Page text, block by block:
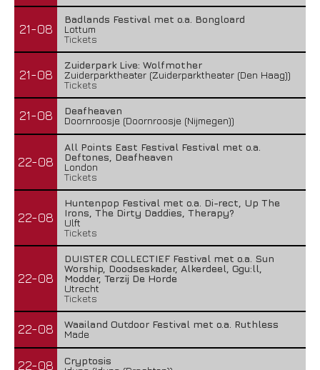
21-08
Badlands Festival met o.a. Bongloard
Lottum
Tickets
21-08
Zuiderpark Live: Wolfmother
Zuiderparktheater (Zuiderparktheater (Den Haag))
Tickets
21-08
Deafheaven
Doornroosje (Doornroosje (Nijmegen))
22-08
All Points East Festival Festival met o.a.
Deftones, Deafheaven
London
Tickets
22-08
Huntenpop Festival met o.a. Di-rect, Up The
Irons, The Dirty Daddies, Therapy?
Ulft
Tickets
22-08
DUISTER COLLECTIEF Festival met o.a. Sun
Worship, Doodseskader, Alkerdeel, Ggu:ll,
Modder, Terzij De Horde
Utrecht
Tickets
22-08
Waailand Outdoor Festival met o.a. Ruthless
Made
22-08
Cryptosis